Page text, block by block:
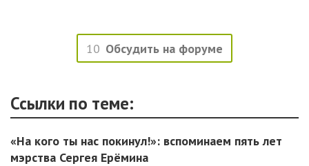
10 Обсудить на форуме
Ссылки по теме:
«На кого ты нас покинул!»: вспоминаем пять лет
мэрства Сергея Ерёмина